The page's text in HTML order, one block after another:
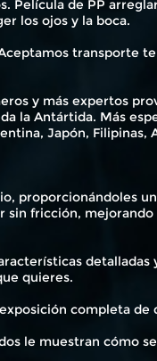
Película de PP
los ojos y la boca.
transporte
y más expertos
la Antártida. Más
Japón, Filipinas,
proporcionándoles
sin fricción,
detalladas
quieres.
completa de
le muestran cómo